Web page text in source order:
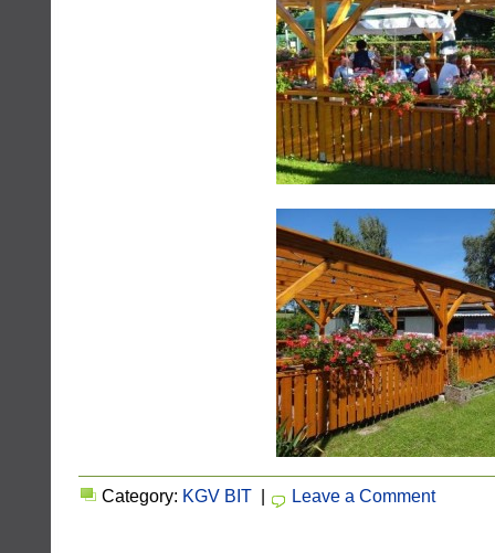
Category: KGV BIT | Leave a Comment